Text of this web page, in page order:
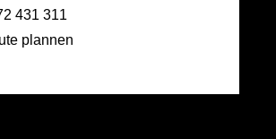
431 311
plannen